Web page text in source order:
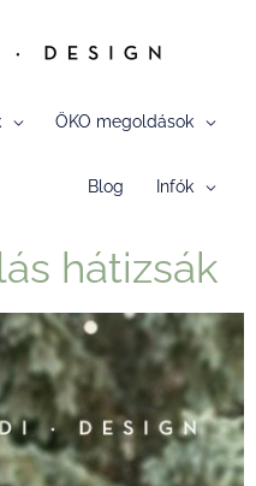
ÖKO megoldások
Blog Infók
hátizsák